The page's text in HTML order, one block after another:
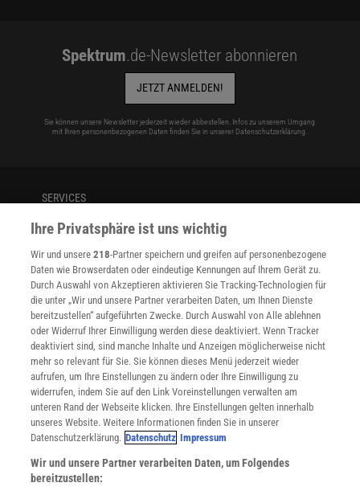
Spektrum.de-Newsletter abonnieren
JETZT ANMELDEN!
Sie können unsere Newsletter jederzeit wieder abbestellen. Infos zu unserem Umgang
mit Ihren personenbezogenen Daten finden Sie in unserer Datenschutzerklärung
SERVICES
Kontakt
Spektrum Shop
Im Handel kaufen
Presse
Verträge kündigen
INFO
Mediadaten
Datenschutz
Nutzungsbedingungen
Cookie-Einstellungen
Utiq verwalten
Nutzungsbasierte Onlinewerbung
Impressum
Ihre Privatsphäre ist uns wichtig
Wir und unsere218-Partner speichern und greifen auf personenbezogene
Daten wie Browserdaten oder eindeutige Kennungen auf Ihrem Gerät zu.
Durch Auswahl von Akzeptieren aktivieren Sie Tracking-Technologien für
die unter „Wir und unsere Partner verarbeiten Daten, um Ihnen Dienste
bereitzustellen“ aufgeführten Zwecke. Durch Auswahl von Alle ablehnen
oder Widerruf Ihrer Einwilligung werden diese deaktiviert. Wenn Tracker
deaktiviert sind, sind manche Inhalte und Anzeigen möglicherweise nicht
mehr so relevant für Sie. Sie können dieses Menü jederzeit wieder
aufrufen, um Ihre Einstellungen zu ändern oder Ihre Einwilligung zu
widerrufen, indem Sie auf den Link Voreinstellungen verwalten am
unteren Rand der Webseite klicken. Ihre Einstellungen gelten innerhalb
unseres Website. Weitere Informationen finden Sie in unserer
Datenschutzerklärung. Datenschutz Impressum
Wir und unsere Partner verarbeiten Daten, um Folgendes
bereitzustellen: